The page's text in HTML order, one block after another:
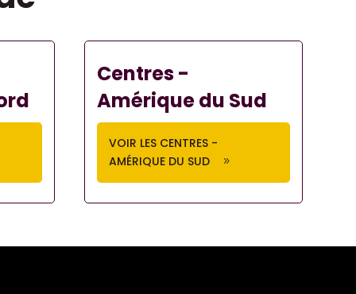
Centres -
Amérique du Sud
VOIR LES CENTRES -
AMÉRIQUE DU SUD